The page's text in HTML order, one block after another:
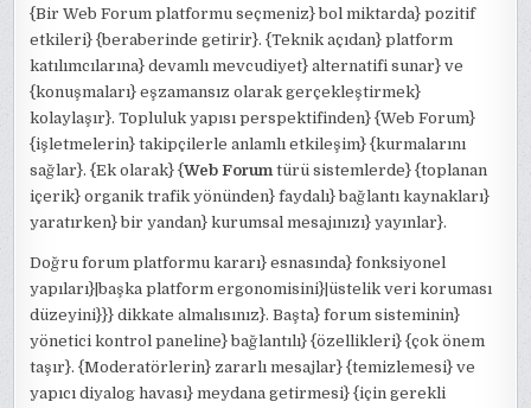
{Bir Web Forum platformu seçmeniz} bol miktarda} pozitif
etkileri} {beraberinde getirir}. {Teknik açıdan} platform
katılımcılarına} devamlı mevcudiyet} alternatifi sunar} ve
{konuşmaları} eşzamansız olarak gerçekleştirmek}
kolaylaşır}. Topluluk yapısı perspektifinden} {Web Forum}
{işletmelerin} takipçilerle anlamlı etkileşim} {kurmalarını
sağlar}. {Ek olarak} {Web Forumtürü sistemlerde} {toplanan
içerik} organik trafik yönünden} faydalı} bağlantı kaynakları}
yaratırken} bir yandan} kurumsal mesajınızı} yayınlar}.
Doğru forum platformu kararı} esnasında} fonksiyonel
yapıları}|başka platform ergonomisini}|üstelik veri koruması
düzeyini}}} dikkate almalısınız}. Başta} forum sisteminin}
yönetici kontrol paneline} bağlantılı} {özellikleri} {çok önem
taşır}. {Moderatörlerin} zararlı mesajlar} {temizlemesi} ve
yapıcı diyalog havası} meydana getirmesi} {için gerekli